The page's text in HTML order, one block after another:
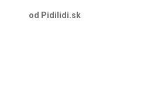
od Pidilidi.sk